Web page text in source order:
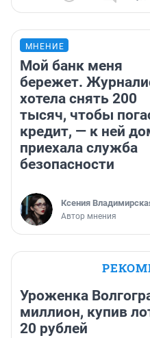
МНЕНИЕ
Мой банк меня
бережет.
хотела снять 200
тысяч, чтобы
кредит, — к ней
приехала служба
безопасности
Ксения
Автор мнения
Уроженка
миллион, купив
20 рублей